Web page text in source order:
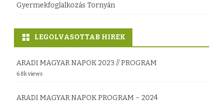
Gyermekfoglalkozás Tornyán
LEGOLVASOTTAB HIREK
ARADI MAGYAR NAPOK 2023 // PROGRAM
6.8k views
ARADI MAGYAR NAPOK PROGRAM – 2024